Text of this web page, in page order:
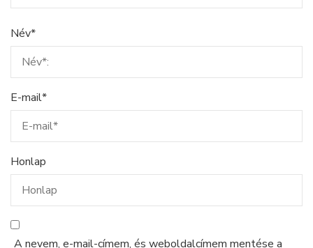
Név*
E-mail*
Honlap
A nevem, e-mail-címem, és weboldalcímem mentése a